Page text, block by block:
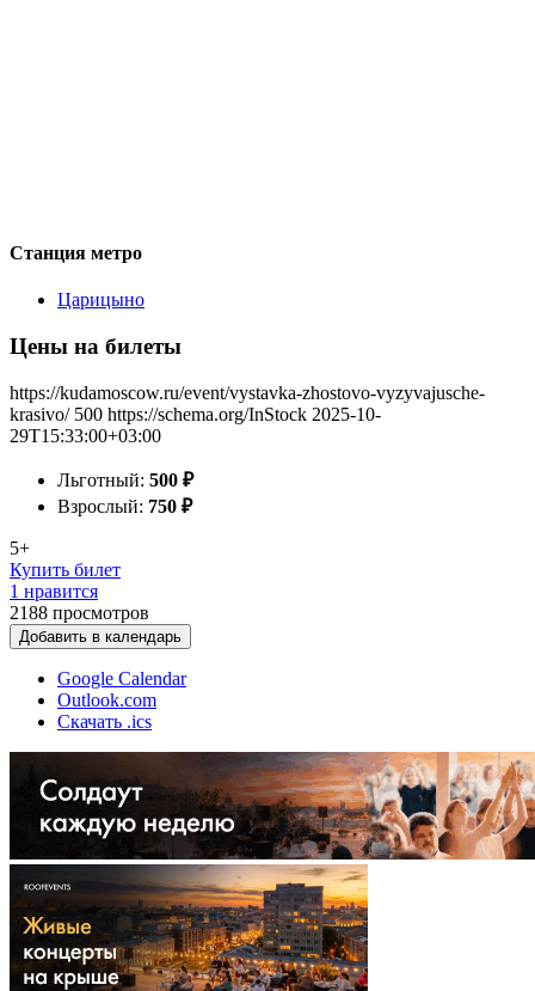
Станция метро
Царицыно
Цены на билеты
https://kudamoscow.ru/event/vystavka-zhostovo-vyzyvajusche-
krasivo/ 500 https://schema.org/InStock 2025-10-
29T15:33:00+03:00
Льготный: 500 ₽
Взрослый: 750 ₽
5+
Купить билет
1 нравится
2188 просмотров
Добавить в календарь
Google Calendar
Outlook.com
Скачать .ics